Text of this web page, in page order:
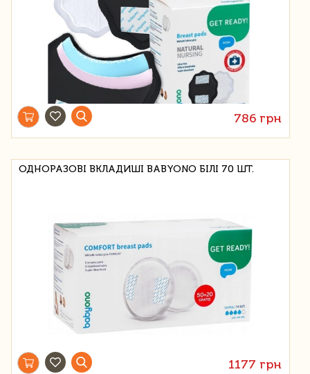
786 грн
ОДНОРАЗОВІ ВКЛАДИШІ BABYONO БІЛІ 70 ШТ.
1177 грн